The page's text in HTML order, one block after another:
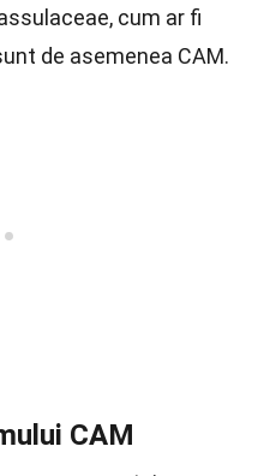
cum ar fi
de asemenea CAM.
CAM